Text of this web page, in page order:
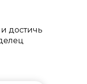
достичь